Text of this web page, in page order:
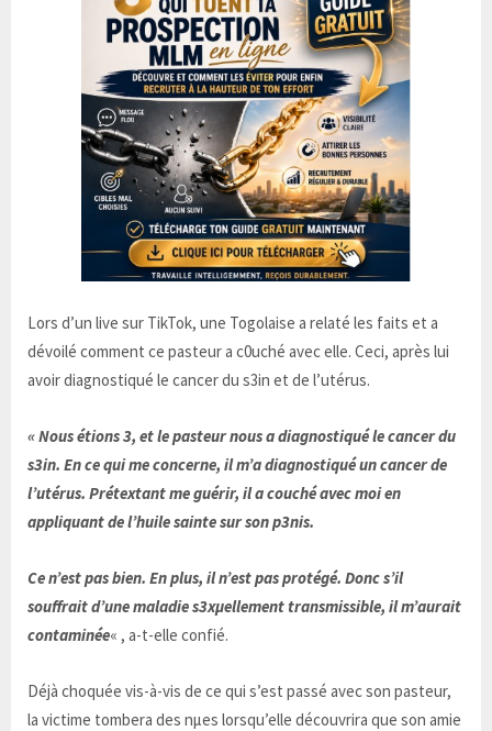
Lors d’un live sur TikTok, une Togolaise a relaté les faits et a
dévoilé comment ce pasteur a c0uché avec elle. Ceci, après lui
avoir diagnostiqué le cancer du s3in et de l’utérus.
« Nous étions 3, et le pasteur nous a diagnostiqué le cancer du
s3in. En ce qui me concerne, il m’a diagnostiqué un cancer de
l’utérus. Prétextant me guérir, il a couché avec moi en
appliquant de l’huile sainte sur son p3nis.
Ce n’est pas bien. En plus, il n’est pas protégé. Donc s’il
souffrait d’une maladie s3xµellement transmissible, il m’aurait
contaminée« , a-t-elle confié.
Déjà choquée vis-à-vis de ce qui s’est passé avec son pasteur,
la victime tombera des nµes lorsqu’elle découvrira que son amie